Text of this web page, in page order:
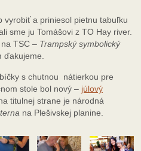
vyrobiť a priniesol pietnu tabuľku
sme ju Tomášovi z TO Hay river.
TSC – Trampský symbolický
ďakujeme.
s chutnou nátierkou pre
stole bol nový – júlový
titulnej strane je národná
na Plešivskej planine.